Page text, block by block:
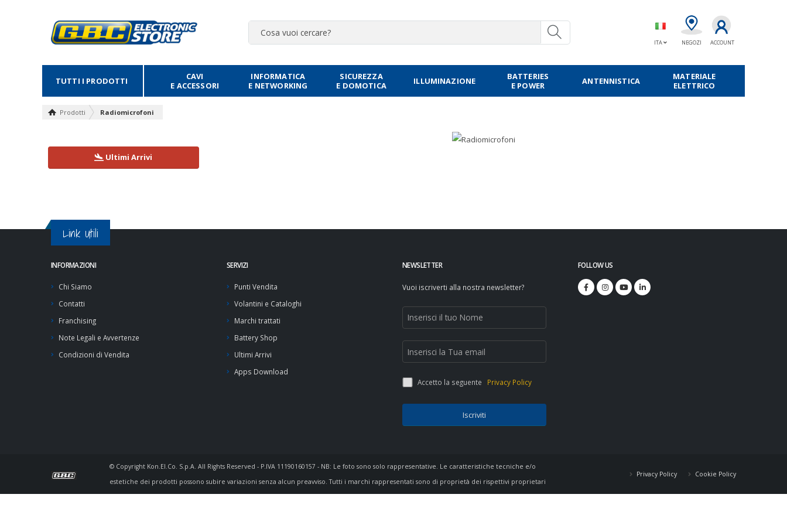
ITA NEGOZI ACCOUNT
TUTTI I PRODOTTI
CAVI
E ACCESSORI
INFORMATICA
E NETWORKING
SICUREZZA
E DOMOTICA
ILLUMINAZIONE
BATTERIES
E POWER
ANTENNISTICA
MATERIALE
ELETTRICO
Prodotti Radiomicrofoni
Ultimi Arrivi
Link Utili
INFORMAZIONI
Chi Siamo
Contatti
Franchising
Note Legali e Avvertenze
Condizioni di Vendita
SERVIZI
Punti Vendita
Volantini e Cataloghi
Marchi trattati
Battery Shop
Ultimi Arrivi
Apps Download
NEWSLETTER
Vuoi iscriverti alla nostra newsletter?
Accetto la seguente Privacy Policy
Iscriviti
FOLLOW US
© Copyright Kon.El.Co. S.p.A. All Rights Reserved - P.IVA 11190160157 - NB: Le foto sono solo rappresentative. Le caratteristiche tecniche e/o
estetiche dei prodotti possono subire variazioni senza alcun preavviso. Tutti i marchi rappresentati sono di proprietà dei rispettivi proprietari
Privacy Policy Cookie Policy